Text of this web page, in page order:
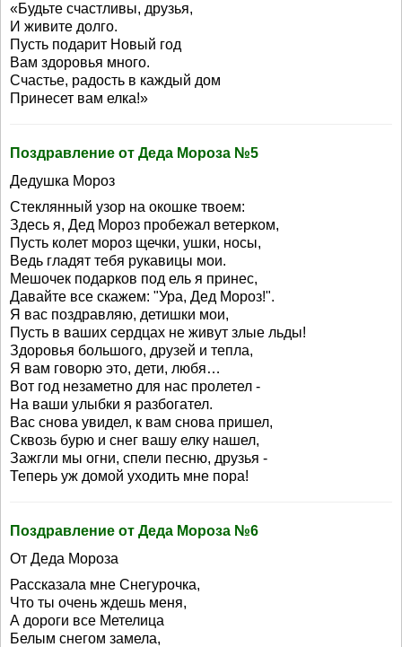
«Будьте счастливы, друзья,
И живите долго.
Пусть подарит Новый год
Вам здоровья много.
Счастье, радость в каждый дом
Принесет вам елка!»
Поздравление от Деда Мороза №5
Дедушка Мороз
Стеклянный узор на окошке твоем:
Здесь я, Дед Мороз пробежал ветерком,
Пусть колет мороз щечки, ушки, носы,
Ведь гладят тебя рукавицы мои.
Мешочек подарков под ель я принес,
Давайте все скажем: "Ура, Дед Мороз!".
Я вас поздравляю, детишки мои,
Пусть в ваших сердцах не живут злые льды!
Здоровья большого, друзей и тепла,
Я вам говорю это, дети, любя…
Вот год незаметно для нас пролетел -
На ваши улыбки я разбогател.
Вас снова увидел, к вам снова пришел,
Сквозь бурю и снег вашу елку нашел,
Зажгли мы огни, спели песню, друзья -
Теперь уж домой уходить мне пора!
Поздравление от Деда Мороза №6
От Деда Мороза
Рассказала мне Снегурочка,
Что ты очень ждешь меня,
А дороги все Метелица
Белым снегом замела,